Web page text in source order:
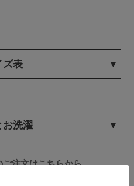
ズ表
お洗濯
注文はこちらから